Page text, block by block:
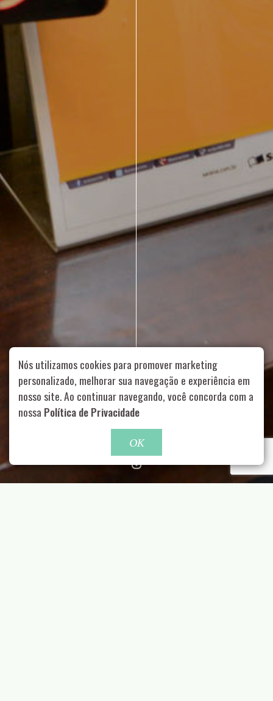
Rua Aurélia, 1714 – Vila Romana, São Paulo – SP | 55 11
99178-5848 | contato@nucleofood.com
Role para continar
Nós utilizamos cookies para promover marketing
personalizado, melhorar sua navegação e experiência em
nosso site. Ao continuar navegando, você concorda com a
nossa Política de Privacidade
OK